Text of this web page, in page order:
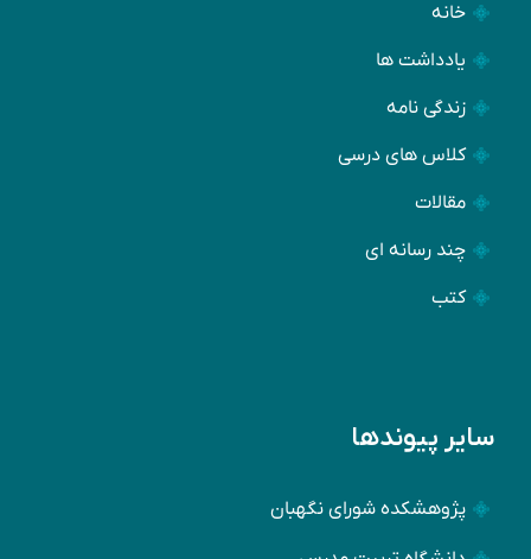
خانه
یادداشت ها
زندگی نامه
کلاس های درسی
مقالات
چند رسانه ای
کتب
سایر پیوندها
پژوهشکده شورای نگهبان